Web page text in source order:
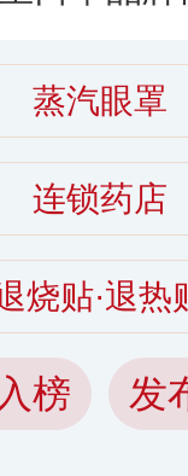
蒸汽眼罩
连锁药店
烧贴·退热
榜 发